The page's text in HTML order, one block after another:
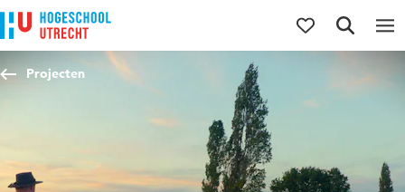
Direct naar de inhoud
Direct naar de hoofdnavigatie
Direct naar de zoekfunctie
Projecten